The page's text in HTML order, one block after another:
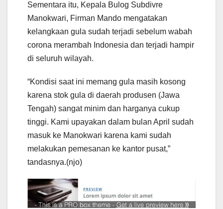
Sementara itu, Kepala Bulog Subdivre
Manokwari, Firman Mando mengatakan
kelangkaan gula sudah terjadi sebelum wabah
corona merambah Indonesia dan terjadi hampir
di seluruh wilayah.
“Kondisi saat ini memang gula masih kosong
karena stok gula di daerah produsen (Jawa
Tengah) sangat minim dan harganya cukup
tinggi. Kami upayakan dalam bulan April sudah
masuk ke Manokwari karena kami sudah
melakukan pemesanan ke kantor pusat,”
tandasnya.(njo)